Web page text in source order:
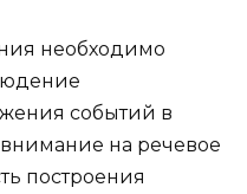
необходимо
событий в
внимание на речевое
построения